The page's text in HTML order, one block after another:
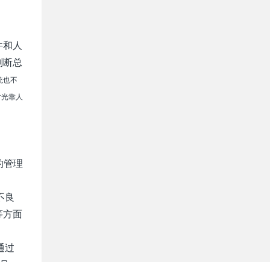
人
总
也不
靠人
管理
良
方面
过